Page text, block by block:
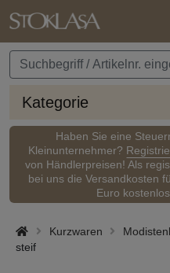
Kategorie
Haben Sie eine
Kleinunternehmer?
von Händlerpreisen! Als
bei uns die Versandkosten
Euro
Kurzwaren
steif